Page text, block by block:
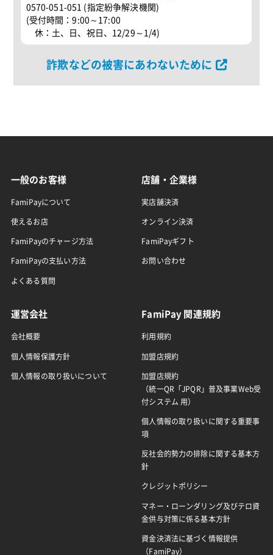
0570-051-051 (指定紛争解決機関)
(受付時間：9:00～17:00
休：土、日、祝日、12/29～1/4)
詐欺などの被害にあわないために
一般のお客様
FamiPayについて
使えるお店
FamiPayのチャージ方法
FamiPayの支払い方法
よくある質問
店舗・企業様
実店舗決済
オンライン決済
FamiPayギフト
お問い合わせ
運営会社
会社概要
個人情報保護方針
個人情報の取り扱いについて
FamiPay 関連規約
利用規約
加盟店規約
加盟店規約
（統一QR「JPQR」普及事業Web受
付システム 用）
個人情報の取り扱いに関する重要事
項
反社会的勢力の排除に関する基本方
針
クレジットポリシー
マネー・ローンダリング及びテロ資
金供与対策に係る基本方針
資金決済法に基づく情報提供
（FamiPay）